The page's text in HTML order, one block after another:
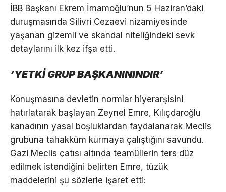
İBB Başkanı Ekrem İmamoğlu’nun 5 Haziran’daki
duruşmasında Silivri Cezaevi nizamiyesinde
yaşanan gizemli ve skandal niteliğindeki sevk
detaylarını ilk kez ifşa etti.
‘YETKİ GRUP BAŞKANININDIR’
Konuşmasına devletin normlar hiyerarşisini
hatırlatarak başlayan Zeynel Emre, Kılıçdaroğlu
kanadının yasal boşluklardan faydalanarak Meclis
grubuna tahakküm kurmaya çalıştığını savundu.
Gazi Meclis çatısı altında teamüllerin ters düz
edilmek istendiğini belirten Emre, tüzük
maddelerini şu sözlerle işaret etti: